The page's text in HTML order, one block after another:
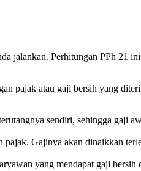
jalankan. Perhitungan PPh 21
pajak atau gaji bersih yang
sendiri, sehingga gaji
Gajinya akan dinaikkan
yang mendapat gaji bersih